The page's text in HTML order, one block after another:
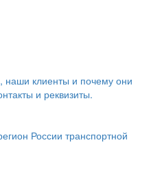
наши клиенты и почему они
и реквизиты.
России транспортной